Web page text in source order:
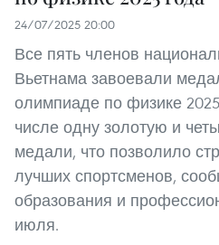
24/07/2025 20:00
Все пять членов
Вьетнама завоевали
олимпиаде по физике
числе одну золотую и
медали, что позволило
лучших спортсменов,
образования и
июля.